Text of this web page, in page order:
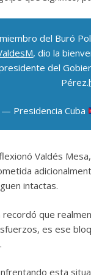
del Buró
, dio la
del
Pérez.
— Presidencia Cuba
Valdés
intactas.
que
es ese
esta